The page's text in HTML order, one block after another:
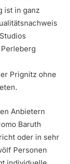
ist in ganz
Prignitz ohne
Anbietern
Baruth
oder in sehr
Personen